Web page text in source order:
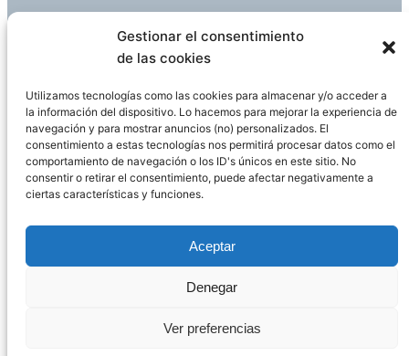
Gestionar el consentimiento
de las cookies
Utilizamos tecnologías como las cookies para almacenar y/o acceder a
la información del dispositivo. Lo hacemos para mejorar la experiencia de
navegación y para mostrar anuncios (no) personalizados. El
consentimiento a estas tecnologías nos permitirá procesar datos como el
comportamiento de navegación o los ID's únicos en este sitio. No
consentir o retirar el consentimiento, puede afectar negativamente a
ciertas características y funciones.
Aceptar
Denegar
Ver preferencias
¿Tienes alguna duda o sugerencia? Escríbeme
info@empleosanitarioinvestigacion.es
Descargo de Responsabilidad
Declaración de Privacidad Política de cookies
WordPress
Página administrada por Javier Ripoll